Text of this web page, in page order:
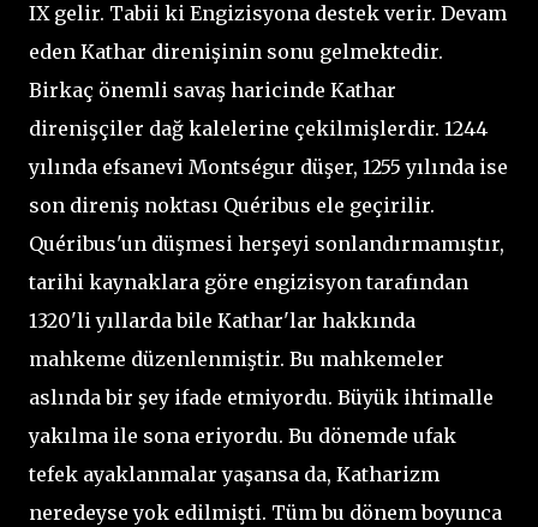
IX gelir. Tabii ki Engizisyona destek verir. Devam
eden Kathar direnişinin sonu gelmektedir.
Birkaç önemli savaş haricinde Kathar
direnişçiler dağ kalelerine çekilmişlerdir. 1244
yılında efsanevi Montségur düşer, 1255 yılında ise
son direniş noktası Quéribus ele geçirilir.
Quéribus'un düşmesi herşeyi sonlandırmamıştır,
tarihi kaynaklara göre engizisyon tarafından
1320'li yıllarda bile Kathar'lar hakkında
mahkeme düzenlenmiştir. Bu mahkemeler
aslında bir şey ifade etmiyordu. Büyük ihtimalle
yakılma ile sona eriyordu. Bu dönemde ufak
tefek ayaklanmalar yaşansa da, Katharizm
neredeyse yok edilmişti. Tüm bu dönem boyunca